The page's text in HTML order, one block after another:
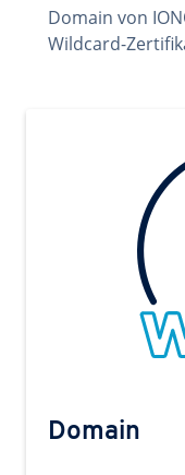
Domain von
Wildcard-
Domain